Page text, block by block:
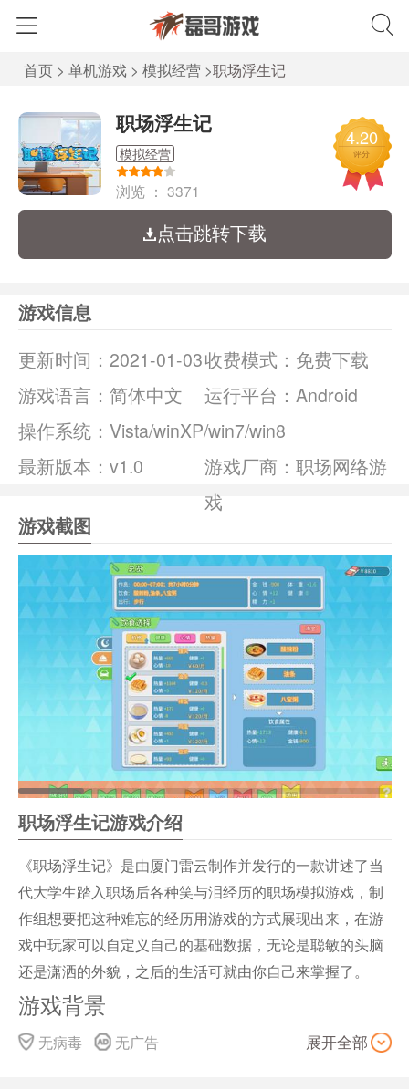
首页 > 单机游戏 > 模拟经营 >职场浮生记
职场浮生记
模拟经营
浏览 ： 3371
4.20
评分
点击跳转下载
游戏信息
更新时间： 2021-01-03收费模式： 免费下载
游戏语言： 简体中文 运行平台： Android
操作系统： Vista/winXP/win7/win8
最新版本：v1.0
游戏厂商：职场网络游
戏
游戏截图
职场浮生记游戏介绍
《职场浮生记》是由厦门雷云制作并发行的一款讲述了当
代大学生踏入职场后各种笑与泪经历的职场模拟游戏，制
作组想要把这种难忘的经历用游戏的方式展现出来，在游
戏中玩家可以自定义自己的基础数据，无论是聪敏的头脑
还是潇洒的外貌，之后的生活可就由你自己来掌握了。
游戏背景
这是一个模拟中国当代年轻人在大学毕业步入社会后遭受
无病毒 无广告 展开全部